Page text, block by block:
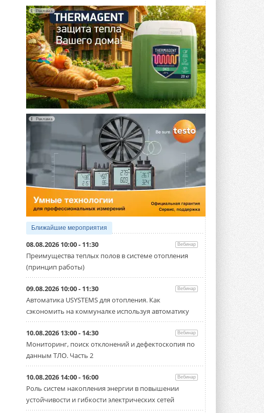
Для Арктики создали
технологию защиты
ветрогенераторов от аварий
Разработка учитывает влияние
мерзлоты, обледенения и снеговых ...
ВЧЕРА
Гибридный тепловой насос PV/T
с одним общим испарителем
Исследователи предложили
конструкцию двухисточникового ...
5 АВГУСТА 2026
21-й ежегодный форум
«ЦОД-2026»
Мероприятие пройдет 2-3 сентября в
отеле Radisson Slavyanskaya. Форум
посетит более двух тысяч участников ...
5 АВГУСТА 2026
Китайская Shenling представила
линейку тепловых насосов
«воздух-вода» на R290
Серия ThermaX R290 All-In-One
включает три модели ...
4 АВГУСТА 2026
Тепловые насосы в связке с
накопителем снижают
потребление на 60%
Исследователи из Италии установили ...
«РУСКЛИМАТ Fest 2026» в Уфе
собрал свыше 700 профи
климатической отрасли
Организатором выступил торгово-
производственный холдинг ...
3 АВГУСТА 2026
«Датарк» испытал модульный
ЦОД с плотностью 54 кВт на
стойку
Испытания прошли на собственной
производственной площадке и были ...
Реклама
Реклама
Ближайшие мероприятия
08.08.2026 10:00 - 11:30 Вебинар
Преимущества теплых полов в системе отопления
(принцип работы)
09.08.2026 10:00 - 11:30 Вебинар
Автоматика USYSTEMS для отопления. Как
сэкономить на коммуналке используя автоматику
10.08.2026 13:00 - 14:30 Вебинар
Мониторинг, поиск отклонений и дефектоскопия по
данным ТЛО. Часть 2
10.08.2026 14:00 - 16:00 Вебинар
Роль систем накопления энергии в повышении
устойчивости и гибкости электрических сетей